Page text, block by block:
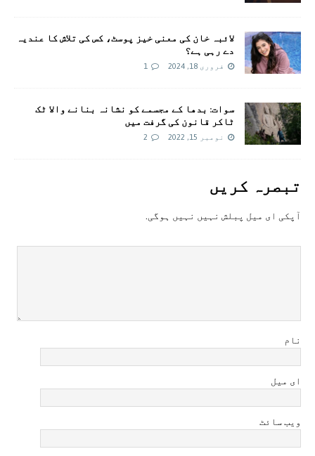
لائبہ خان کی معنی خیز پوسٹ، کس کی تلاش کا عندیہ
دے رہی ہے؟
فروری 18, 2024 1
سوات: بدھا کے مجسمے کو نشانہ بنانے والا ٹک
ٹاکر قانون کی گرفت میں
نومبر 15, 2022 2
تبصرہ کريں
آپکی ای ميل پبلش نہيں نہيں ہوگی.
نام
ای میل
ویب سائٹ